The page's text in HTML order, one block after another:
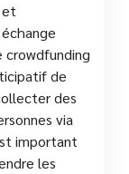
et
crowdfunding
de
des
via
important
les